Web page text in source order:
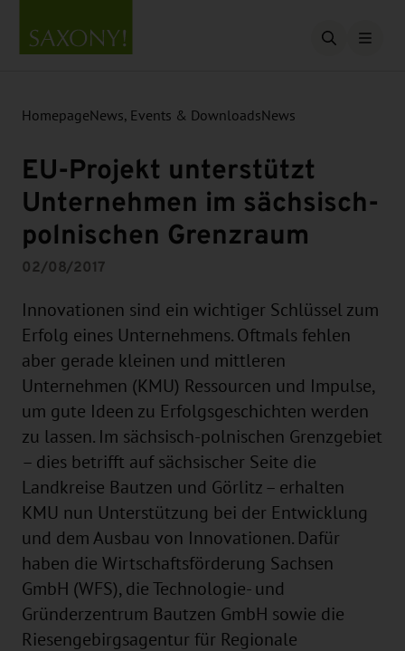
Open
HomepageNews, Events & DownloadsNews
EU-Projekt unterstützt
Unternehmen im sächsisch-
polnischen Grenzraum
02/08/2017
Innovationen sind ein wichtiger Schlüssel zum
Erfolg eines Unternehmens. Oftmals fehlen
aber gerade kleinen und mittleren
Unternehmen (KMU) Ressourcen und Impulse,
um gute Ideen zu Erfolgsgeschichten werden
zu lassen. Im sächsisch-polnischen Grenzgebiet
– dies betrifft auf sächsischer Seite die
Landkreise Bautzen und Görlitz – erhalten
KMU nun Unterstützung bei der Entwicklung
und dem Ausbau von Innovationen. Dafür
haben die Wirtschaftsförderung Sachsen
GmbH (WFS), die Technologie- und
Gründerzentrum Bautzen GmbH sowie die
Riesengebirgsagentur für Regionale